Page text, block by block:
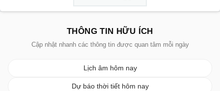
THÔNG TIN HỮU ÍCH
Cập nhật nhanh các thông tin được quan tâm mỗi ngày
Lịch âm hôm nay
Dự báo thời tiết hôm nay